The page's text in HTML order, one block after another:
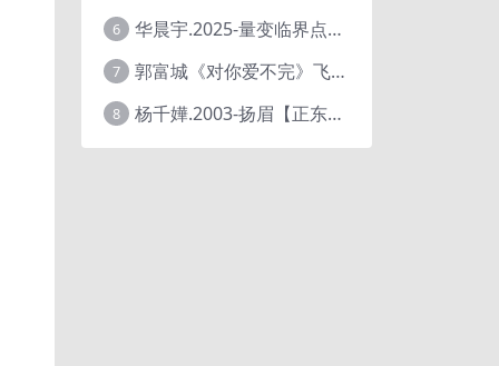
6 华晨宇.2025-量变临界点【天娱传媒】【FLAC分轨】
7 郭富城《对你爱不完》飞碟唱片[低速原抓WAV+CUE]
8 杨千嬅.2003-扬眉【正东】【WAV+CUE】